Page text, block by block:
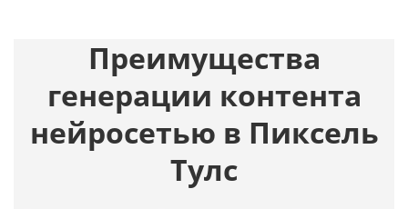
Преимущества
генерации контента
нейросетью в Пиксель
Тулс